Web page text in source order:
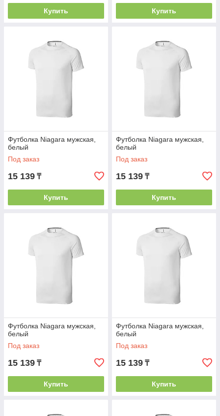
Купить Купить
Футболка Niagara мужская,
белый
Под заказ
15 139 ₸
Купить
Футболка Niagara мужская,
белый
Под заказ
15 139 ₸
Купить
Футболка Niagara мужская,
белый
Под заказ
15 139 ₸
Купить
Футболка Niagara мужская,
белый
Под заказ
15 139 ₸
Купить